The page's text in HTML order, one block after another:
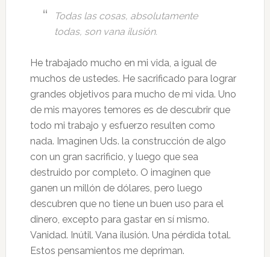
Todas las cosas, absolutamente
todas, son vana ilusión.
He trabajado mucho en mi vida, a igual de
muchos de ustedes. He sacrificado para lograr
grandes objetivos para mucho de mi vida. Uno
de mis mayores temores es de descubrir que
todo mi trabajo y esfuerzo resulten como
nada. Imaginen Uds. la construcción de algo
con un gran sacrificio, y luego que sea
destruido por completo. O imaginen que
ganen un millón de dólares, pero luego
descubren que no tiene un buen uso para el
dinero, excepto para gastar en sí mismo.
Vanidad. Inútil. Vana ilusión. Una pérdida total.
Estos pensamientos me depriman.